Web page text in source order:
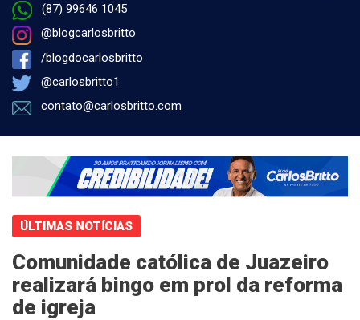
(87) 99646 1045
@blogcarlosbritto
/blogdocarlosbritto
@carlosbritto1
contato@carlosbritto.com
ÚLTIMAS NOTÍCIAS
Comunidade católica de Juazeiro
realizará bingo em prol da reforma
de igreja